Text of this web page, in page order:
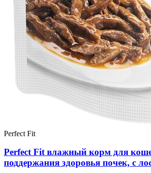
Perfect Fit
Perfect Fit влажный корм для
поддержания здоровья почек, с